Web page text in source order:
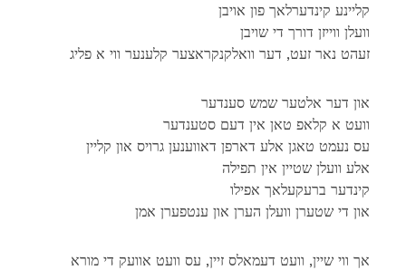
קליינע קינדערלאך פון אויבן
וועלן ווייזן דורך די שויבן
זעהט נאר זעט, דער וואלקנקראצער קלענער ווי א פליג
און דער אלטער שמש סענדער
וועט א קלאפ טאן אין דעם סטענדער
עס נעמט טאגן אלע דארפן דאווענען גרויס און קליין
אלע וועלן שטיין אין תפילה
קינדער ברעקעלאך אפילו
און די שטערן וועלן הערן און ענטפערן אמן
אך ווי שיין, וועט דעמאלס זיין, עס וועט אוועק די מורא